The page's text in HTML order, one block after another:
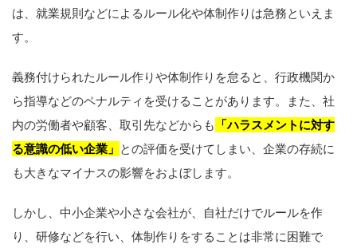
は、就業規則などによるルール化や体制作りは急務といえま
す。
義務付けられたルール作りや体制作りを怠ると、行政機関か
ら指導などのペナルティを受けることがあります。また、社
内の労働者や顧客、取引先などからも 「ハラスメントに対す
る意識の低い企業」 との評価を受けてしまい、企業の存続に
も大きなマイナスの影響をおよぼします。
しかし、中小企業や小さな会社が、自社だけでルールを作
り、研修などを行い、体制作りをすることは非常に困難で